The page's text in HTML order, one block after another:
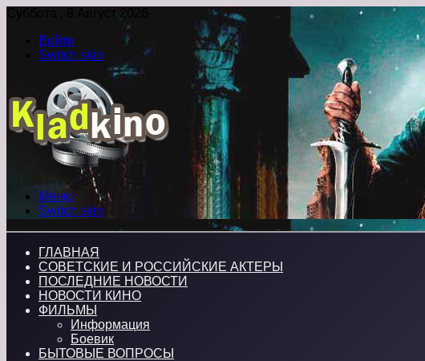
Суббота , 8 Август 2026
Войти
Switch skin
Меню
Switch skin
ГЛАВНАЯ
СОВЕТСКИЕ И РОССИЙСКИЕ АКТЕРЫ
ПОСЛЕДНИЕ НОВОСТИ
НОВОСТИ КИНО
ФИЛЬМЫ
Информация
Боевик
БЫТОВЫЕ ВОПРОСЫ